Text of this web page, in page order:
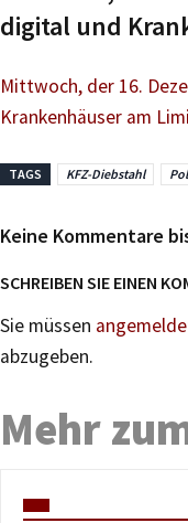
digital und
Mittwoch, der 16.
Krankenhäuser am
TAGS KFZ-Diebstahl
Keine Kommentare
SCHREIBEN SIE EINEN
Sie müssen
abzugeben.
Mehr